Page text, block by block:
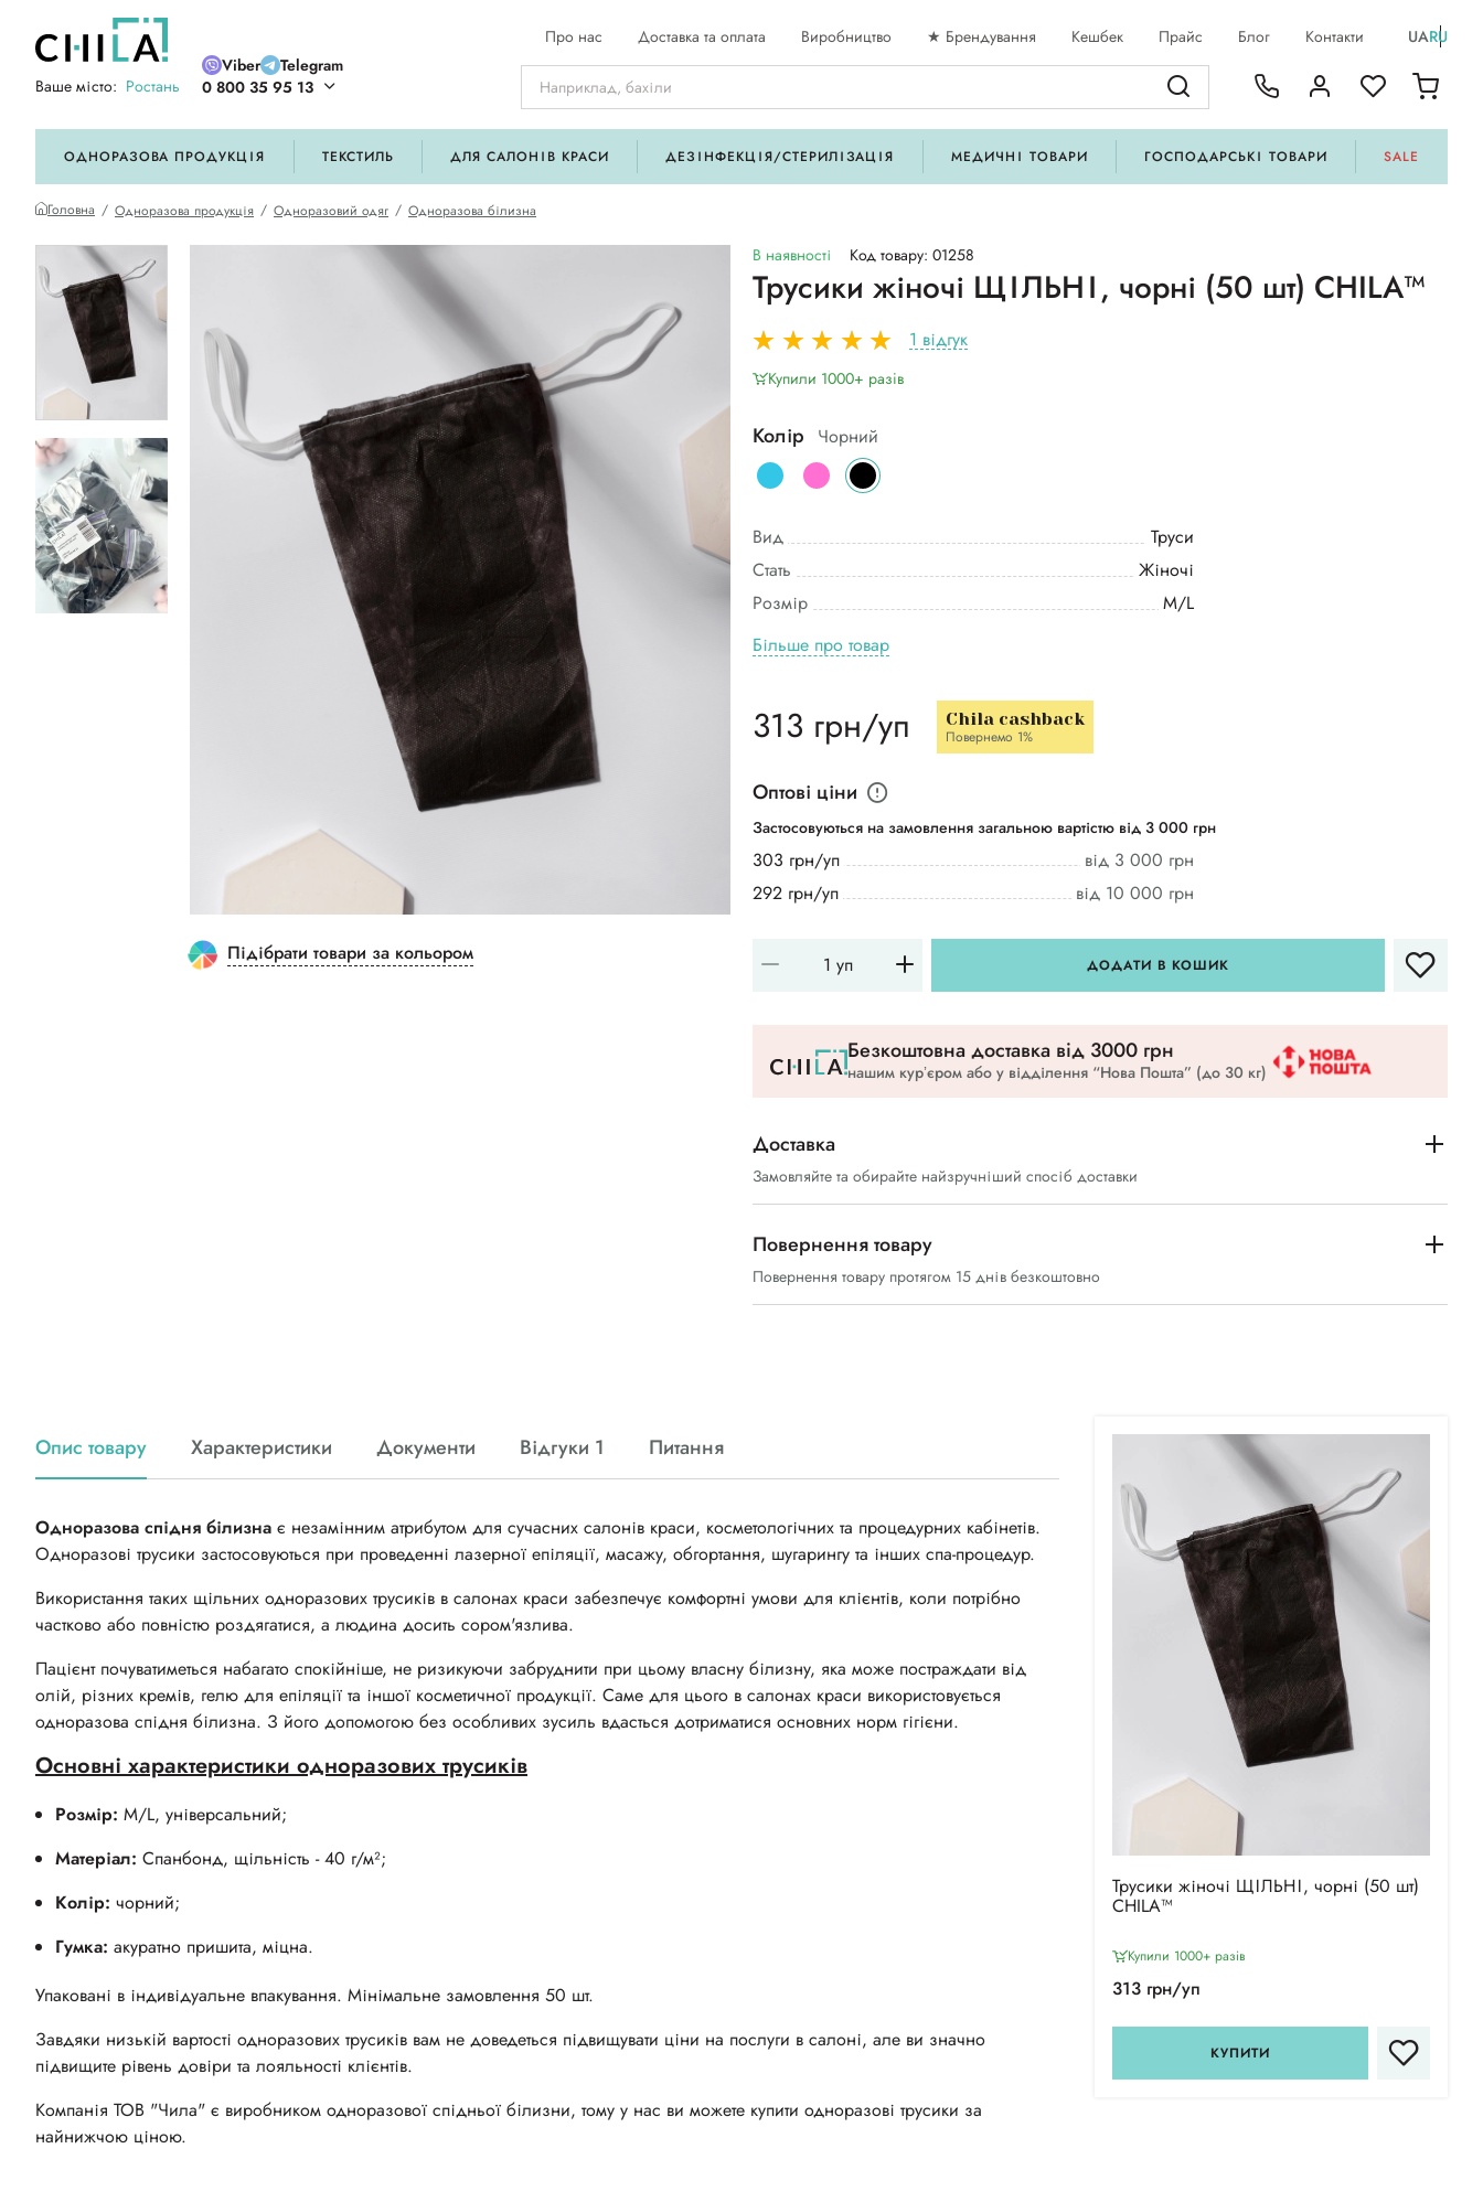
Ваше місто: Ростань
Viber
Telegram
0 800 35 95 13
Про нас Доставка та оплата Виробництво ★ Брендування Кешбек Прайс Блог Контакти UARU
ОДНОРАЗОВА ПРОДУКЦІЯ ТЕКСТИЛЬ ДЛЯ САЛОНІВ КРАСИ ДЕЗІНФЕКЦІЯ/СТЕРИЛІЗАЦІЯ МЕДИЧНІ ТОВАРИ ГОСПОДАРСЬКІ ТОВАРИ SALE
Головна Одноразова продукція Одноразовий одяг Одноразова білизна
Підібрати товари за кольором
В наявності Код товару: 01258
Трусики жіночі ЩІЛЬНІ, чорні (50 шт) CHILA™
1 відгук
Купили 1000+ разiв
Колір Чорний
Вид
Труси
Стать
Жіночі
Розмір
M/L
Більше про товар
313 грн/уп Chila cashback
Повернемо 1%
Оптові ціни
Застосовуються на замовлення загальною вартістю від 3 000 грн
303 грн/уп
від 3 000 грн
292 грн/уп
від 10 000 грн
ДОДАТИ В КОШИК
Безкоштовна доставка вiд 3000 грн
нашим курʼєром або у відділення “Нова Пошта” (до 30 кг)
Доставка
Замовляйте та обирайте найзручніший спосіб доставки
Повернення товару
Повернення товару протягом 15 днів безкоштовно
Опис товару Характеристики Документи Відгуки 1 Питання
Одноразова спідня білизна є незамінним атрибутом для сучасних салонів краси, косметологічних та процедурних кабінетів.
Одноразові трусики застосовуються при проведенні лазерної епіляції, масажу, обгортання, шугарингу та інших спа-процедур.
Використання таких щільних одноразових трусиків в салонах краси забезпечує комфортні умови для клієнтів, коли потрібно
частково або повністю роздягатися, а людина досить сором'язлива.
Пацієнт почуватиметься набагато спокійніше, не ризикуючи забруднити при цьому власну білизну, яка може постраждати від
олій, різних кремів, гелю для епіляції та іншої косметичної продукції. Саме для цього в салонах краси використовується
одноразова спідня білизна. З його допомогою без особливих зусиль вдасться дотриматися основних норм гігієни.
Основні характеристики одноразових трусиків
Розмір: M/L, універсальний;
Матеріал: Спанбонд, щільність - 40 г/м²;
Колір: чорний;
Гумка: акуратно пришита, міцна.
Упаковані в індивідуальне впакування. Мінімальне замовлення 50 шт.
Завдяки низькій вартості одноразових трусиків вам не доведеться підвищувати ціни на послуги в салоні, але ви значно
підвищите рівень довіри та лояльності клієнтів.
Компанія ТОВ "Чила" є виробником одноразової спідньої білизни, тому у нас ви можете купити одноразові трусики за
найнижчою ціною.
Трусики жіночі ЩІЛЬНІ, чорні (50 шт)
CHILA™
Купили 1000+ разiв
313 грн/уп
КУПИТИ